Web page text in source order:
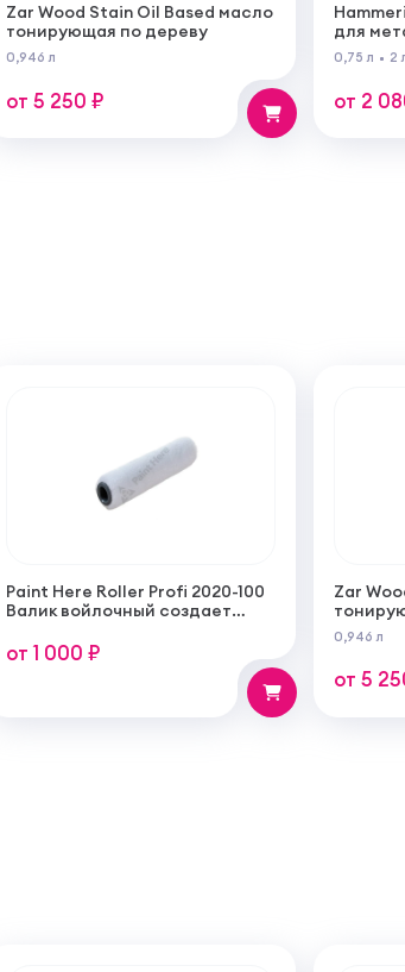
Zar Wood Stain Oil Based масло
тонирующая по дереву
0,946 л
от 5 250 ₽
для
0,75 л 2
от 2
Paint Here Roller Profi 2020-100
Валик войлочный создает
покрытия 100мм
от 1 000 ₽
Zar
0,946 л
от 5